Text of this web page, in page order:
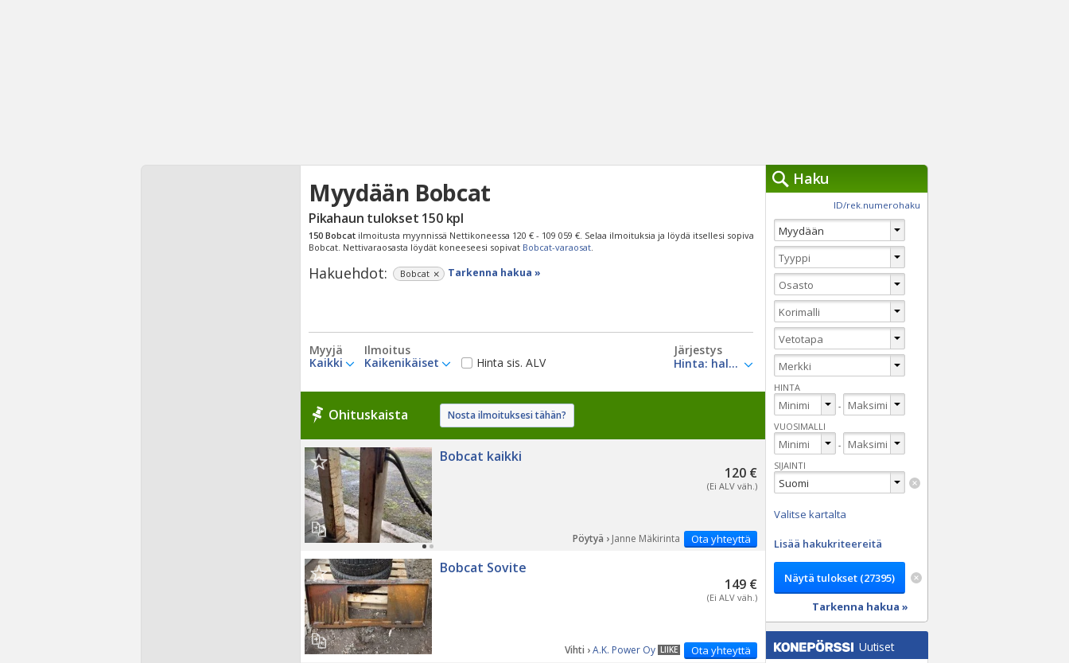
Myydään Bobcat
Pikahaun tulokset 150kpl
150 Bobcat ilmoitusta myynnissä Nettikoneessa 120 € - 109 059 €. Selaa ilmoituksia ja löydä itsellesi sopiva
Bobcat. Nettivaraosasta löydät koneeseesi sopivat Bobcat-varaosat.
Hakuehdot: Bobcat Tarkenna hakua »
Myyjä
Kaikki
Ilmoitus
Kaikenikäiset
Hinta sis. ALV
Järjestys
Ohituskaista Nosta ilmoituksesi tähän?
Bobcat kaikki
120 €
(Ei ALV väh.)
Ota yhteyttä
Pöytyä › Janne Mäkirinta
Bobcat Sovite
149 €
(Ei ALV väh.)
Ota yhteyttä
LIIKE
Vihti ›A.K. Power Oy
Haku
Tyhjennä haut
ID/rek.numerohaku
HINTA
-
VUOSIMALLI
-
SIJAINTI
Valitse kartalta
Lisää hakukriteereitä
Tarkenna hakua »
Uutiset